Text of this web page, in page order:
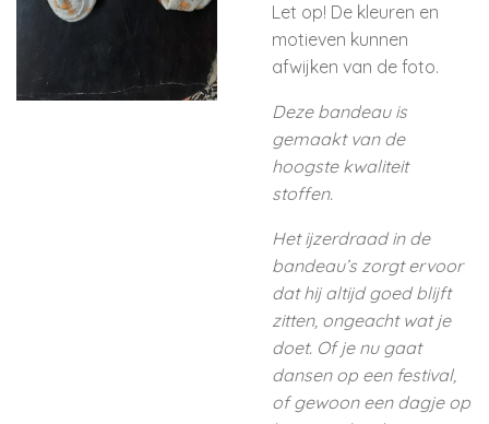
Let op! De kleuren en
motieven kunnen
afwijken van de foto.
Deze bandeau is
gemaakt van de
hoogste kwaliteit
stoffen.
Het ijzerdraad in de
bandeau’s zorgt ervoor
dat hij altijd goed blijft
zitten, ongeacht wat je
doet. Of je nu gaat
dansen op een festival,
of gewoon een dagje op